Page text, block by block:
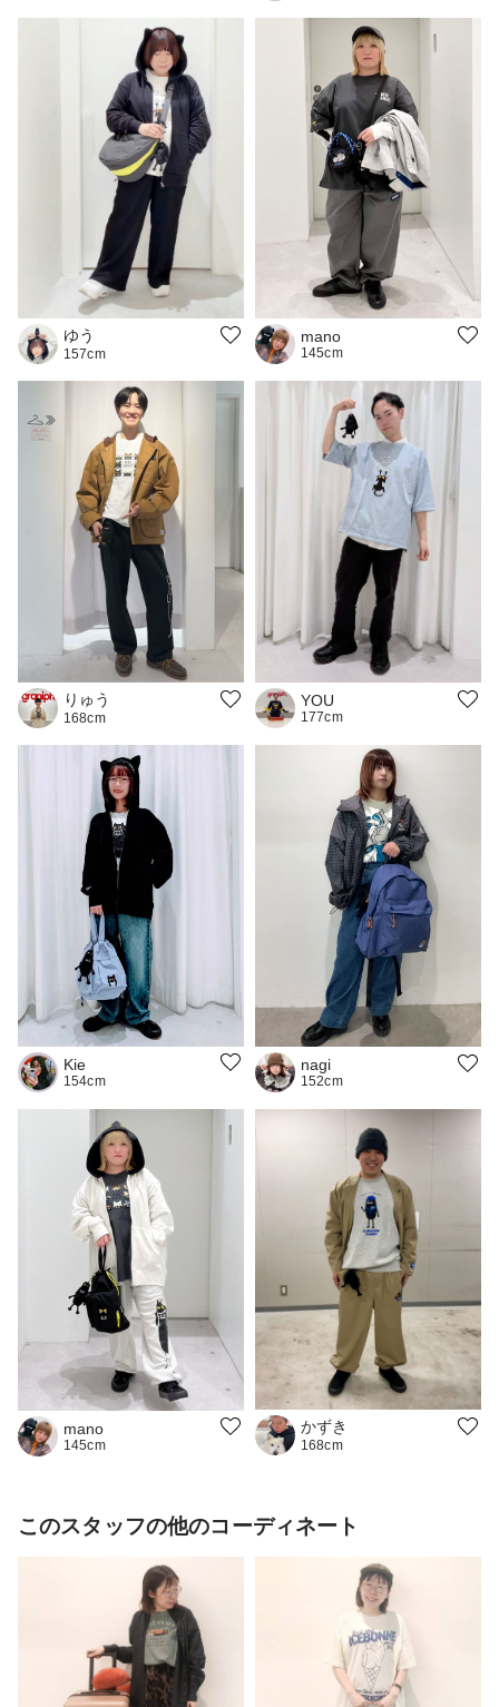
ゆう
157cm
mano
145cm
りゅう
168cm
YOU
177cm
Kie
154cm
nagi
152cm
mano
145cm
かずき
168cm
このスタッフの他のコーディネート